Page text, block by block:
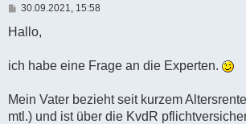
B
i
a
30.09.2021, 15:58
Hallo,
ich habe eine Frage an die Experten.
Mein Vater bezieht seit kurzem
mtl.) und ist über die KvdR